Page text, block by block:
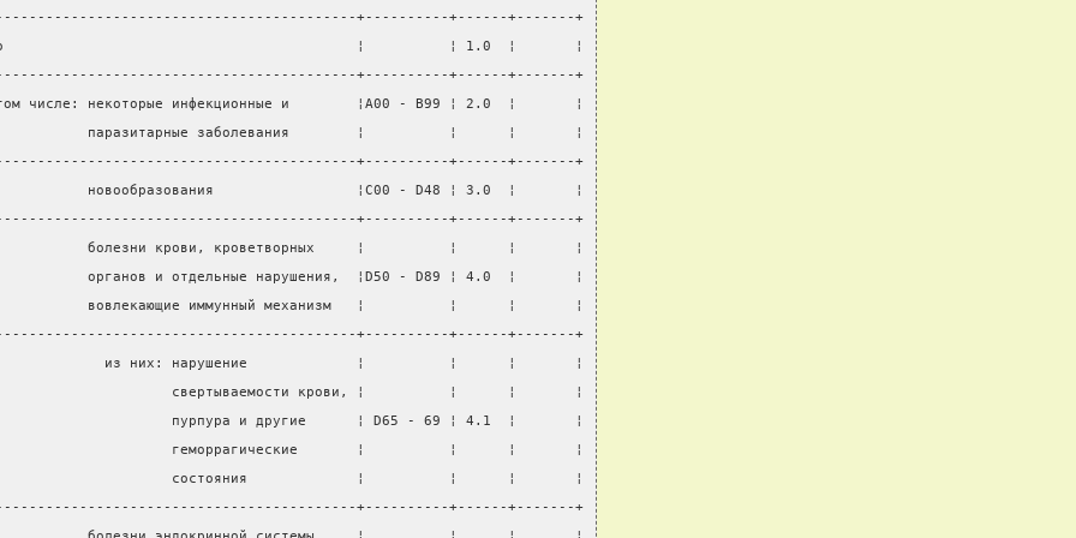
+----------+------+-------+
¦          ¦ 1.0  ¦       ¦
+----------+------+-------+
числе: некоторые инфекционные и        ¦A00 - B99 ¦ 2.0  ¦       ¦
паразитарные заболевания        ¦          ¦      ¦       ¦
+----------+------+-------+
новообразования                 ¦C00 - D48 ¦ 3.0  ¦       ¦
+----------+------+-------+
болезни крови, кроветворных     ¦          ¦      ¦       ¦
органов и отдельные нарушения,  ¦D50 - D89 ¦ 4.0  ¦       ¦
вовлекающие иммунный механизм   ¦          ¦      ¦       ¦
+----------+------+-------+
из них: нарушение             ¦          ¦      ¦       ¦
свертываемости крови, ¦          ¦      ¦       ¦
пурпура и другие      ¦ D65 - 69 ¦ 4.1  ¦       ¦
геморрагические       ¦          ¦      ¦       ¦
состояния             ¦          ¦      ¦       ¦
+----------+------+-------+